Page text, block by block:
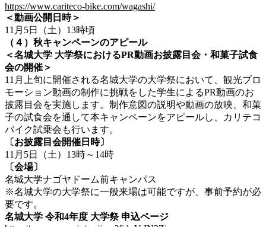
https://www.cariteco-bike.com/wagashi/
＜動画公開日時＞
11月5日（土）13時頃
（４）秋キャンペーンのアピール
＜名城大学 大学祭におけるPR動画お披露目会・和菓子試食
会の開催＞
11月上旬に開催される名城大学の大学祭において、観光プロ
モーション動画の制作に挑戦をした学生によるPR動画のお
披露目会を実施します。制作意図の説明や動画の放映、和菓
子の試食会を通して本キャンペーンをアピールし、カリテコ
バイク試乗会も行います。
〔お披露目会開催日時〕
11月5日（土）13時～14時
〔会場〕
名城大学ナゴヤドーム前キャンパス
※名城大学の大学祭に一般来場は可能ですが、事前予約が必
要です。
名城大学 令和4年度 大学祭 申込ページ